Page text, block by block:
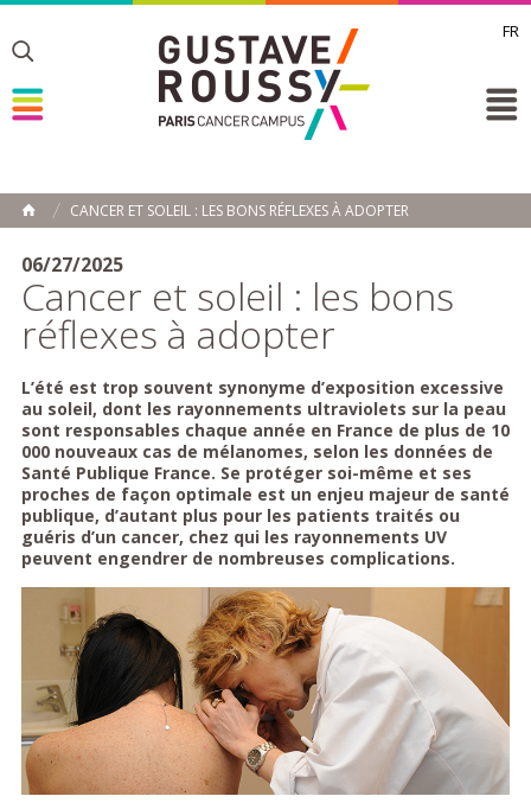
FR
Toggle
Toggle
HOME
CANCER ET SOLEIL : LES BONS RÉFLEXES À ADOPTER
06/27/2025
Cancer et soleil : les bons
réflexes à adopter
L’été est trop souvent synonyme d’exposition excessive
au soleil, dont les rayonnements ultraviolets sur la peau
sont responsables chaque année en France de plus de 10
000 nouveaux cas de mélanomes, selon les données de
Santé Publique France. Se protéger soi-même et ses
proches de façon optimale est un enjeu majeur de santé
publique, d’autant plus pour les patients traités ou
guéris d’un cancer, chez qui les rayonnements UV
peuvent engendrer de nombreuses complications.